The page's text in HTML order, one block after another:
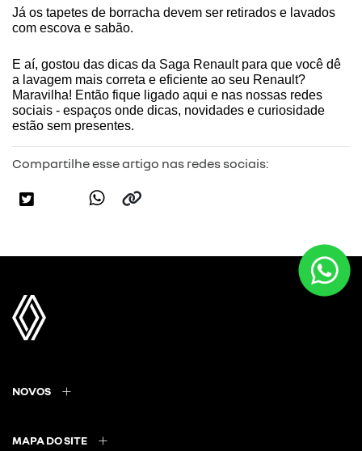
Já os tapetes de borracha devem ser retirados e lavados
com escova e sabão.
E aí, gostou das dicas da Saga Renault para que você dê
a lavagem mais correta e eficiente ao seu Renault?
Maravilha! Então fique ligado aqui e nas nossas redes
sociais - espaços onde dicas, novidades e curiosidade
estão sem presentes.
Compartilhe esse artigo nas redes sociais:
NOVOS
MAPA DO SITE